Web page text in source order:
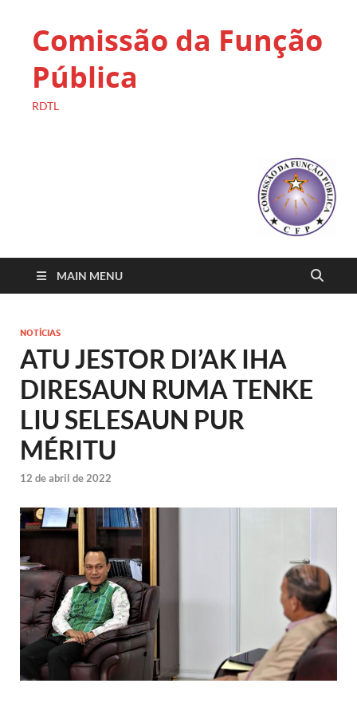
Comissão da Função
Pública
RDTL
MAIN MENU
NOTÍCIAS
ATU JESTOR DI’AK IHA
DIRESAUN RUMA TENKE
LIU SELESAUN PUR
MÉRITU
12 de abril de 2022